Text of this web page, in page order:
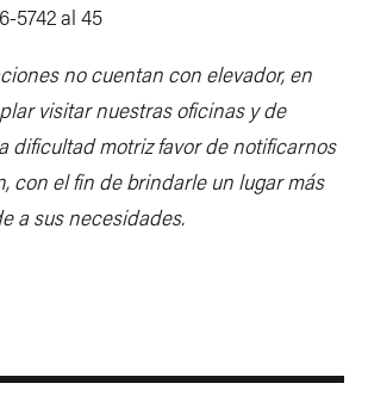
5742 al 45
no cuentan con elevador, en
visitar nuestras oficinas y de
dificultad motriz favor de notificarnos
con el fin de brindarle un lugar más
a sus necesidades.